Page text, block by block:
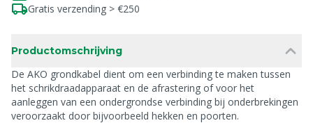
Gratis verzending > €250
Productomschrijving
De AKO grondkabel dient om een verbinding te maken tussen
het schrikdraadapparaat en de afrastering of voor het
aanleggen van een ondergrondse verbinding bij onderbrekingen
veroorzaakt door bijvoorbeeld hekken en poorten.